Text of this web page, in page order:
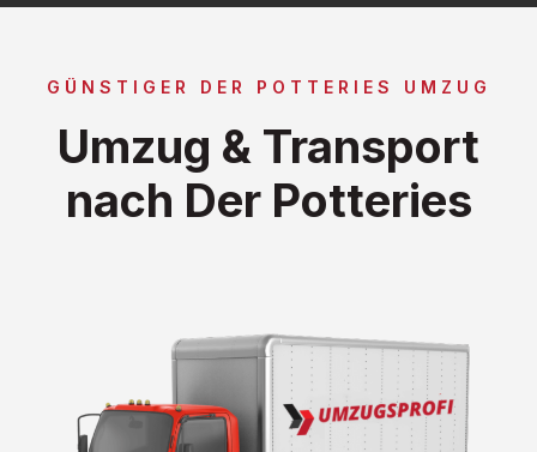
GÜNSTIGER DER POTTERIES UMZUG
Umzug & Transport
nach Der Potteries